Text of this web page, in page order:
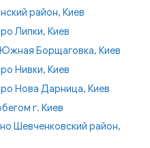
район, Киев
Липки, Киев
Борщаговка, Киев
Нивки, Киев
Нова Дарница, Киев
г. Киев
Шевченковский район,